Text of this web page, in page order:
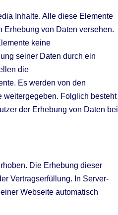
Inhalte. Alle diese Elemente
Erhebung von Daten versehen.
keine
seiner Daten durch ein
die
Es werden von den
weitergegeben. Folglich besteht
der Erhebung von Daten bei
Die Erhebung dieser
Vertragserfüllung. In Server-
Webseite automatisch